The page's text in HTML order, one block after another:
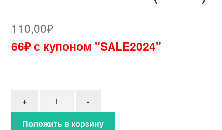
110,00₽
66₽ с купоном "SALE2024"
+
-
Положить в корзину